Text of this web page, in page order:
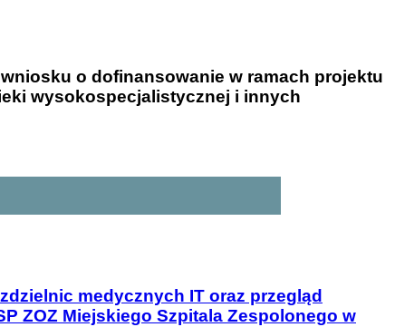
o dofinansowanie w ramach projektu
wysokospecjalistycznej i innych
medycznych IT oraz przegląd
ZOZ Miejskiego Szpitala Zespolonego w